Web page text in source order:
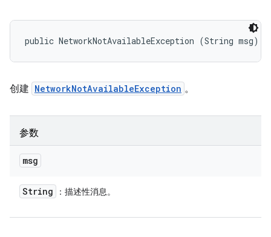
public NetworkNotAvailableException (String msg)
创建 NetworkNotAvailableException 。
参数
msg
String ：描述性消息。